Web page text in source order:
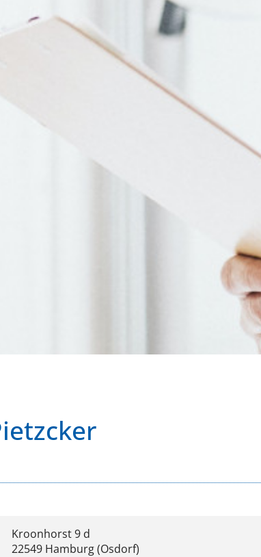
Kroonhorst 9 d
22549 Hamburg (Osdorf)